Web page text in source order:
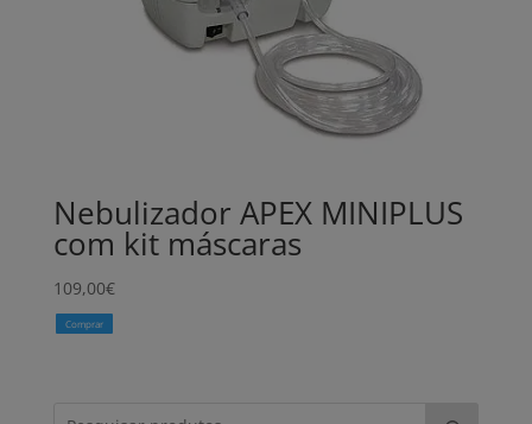
Nebulizador APEX MINIPLUS
com kit máscaras
109,00€
Comprar